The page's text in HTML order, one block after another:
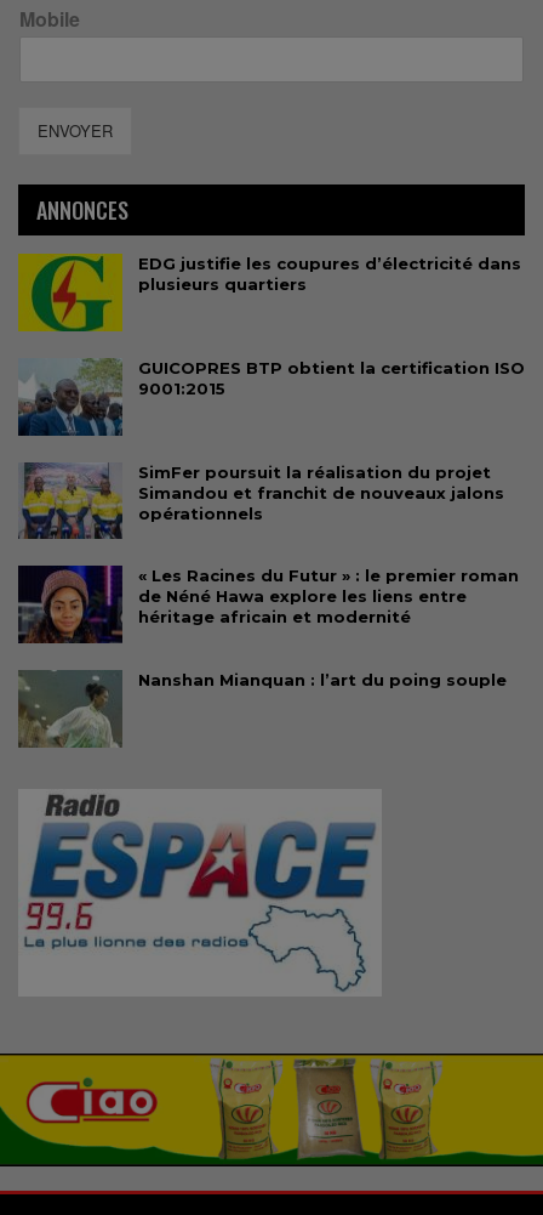
Mobile
ENVOYER
ANNONCES
EDG justifie les coupures d’électricité dans
plusieurs quartiers
GUICOPRES BTP obtient la certification ISO
9001:2015
SimFer poursuit la réalisation du projet
Simandou et franchit de nouveaux jalons
opérationnels
« Les Racines du Futur » : le premier roman
de Néné Hawa explore les liens entre
héritage africain et modernité
Nanshan Mianquan : l’art du poing souple